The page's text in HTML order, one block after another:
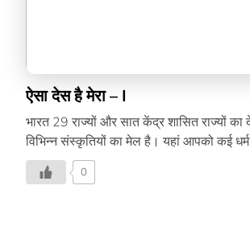
ऐसा देस है मेरा – I
भारत 29 राज्यों और सात केंद्र शासित राज्यों का
विभिन्न संस्कृतियों का मेल है। यहां आपको कई
लगभग 22 भाषायें सुनने को मिलेंगी। टूरिस्ट जब
तो यह उनके लिये लाइफ टाइम एक्सपीरिएंस बन
0